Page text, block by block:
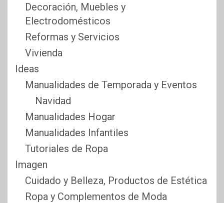
Decoración, Muebles y
Electrodomésticos
Reformas y Servicios
Vivienda
Ideas
Manualidades de Temporada y Eventos
Navidad
Manualidades Hogar
Manualidades Infantiles
Tutoriales de Ropa
Imagen
Cuidado y Belleza, Productos de Estética
Ropa y Complementos de Moda